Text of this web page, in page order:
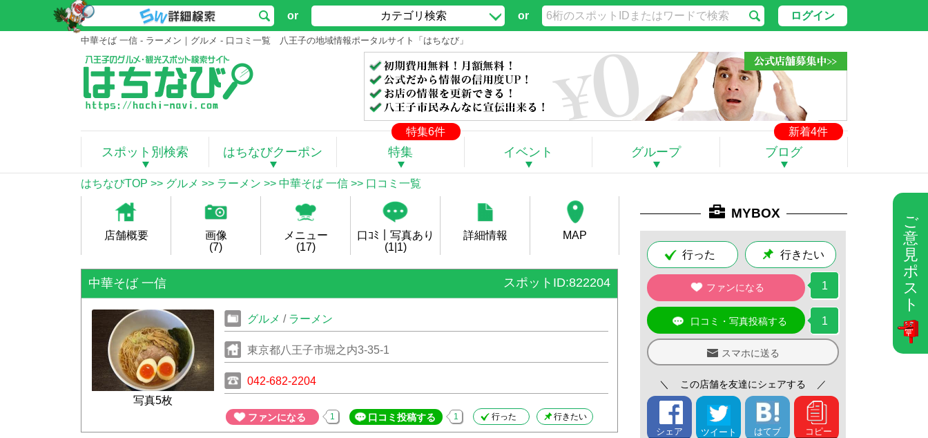
ご
意
見
ポ
ス
ト
or カテゴリ検索 or ログイン
中華そば 一信 - ラーメン｜グルメ - 口コミ一覧 八王子の地域情報ポータルサイト「はちなび」
特集6件 新着4件
スポット別検索 はちなびクーポン 特集 イベント グループ ブログ
はちなびTOP >> グルメ >> ラーメン >> 中華そば 一信 >> 口コミ一覧
店舗概要
画像
(7)
メニュー
(17)
口ｺﾐ｜写真あり
(1|1)
詳細情報 MAP
中華そば 一信 スポットID:822204
写真5枚
グルメ / ラーメン
東京都八王子市堀之内3-35-1
042-682-2204
ファンになる 1 口コミ投稿する 1 行った 行きたい
MYBOX
行った 行きたい
ファンになる 1
口コミ・写真投稿する 1
スマホに送る
＼ この店舗を友達にシェアする ／
シェア ツイート はてブ コピー